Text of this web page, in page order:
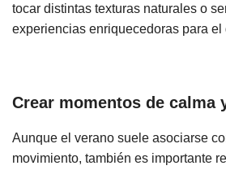
tocar distintas texturas naturales o
experiencias enriquecedoras para el
Crear momentos de calma
Aunque el verano suele asociarse
movimiento, también es importante